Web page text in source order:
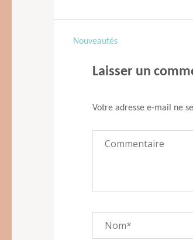
Navigation
l’article
Nouveautés
Laisser un
Votre adresse e-mail ne